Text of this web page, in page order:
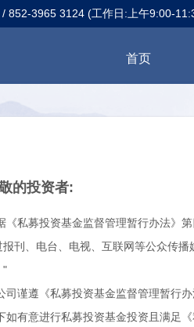
的投资者:
《私募投资基金监督管理暂行办法》
报刊、电台、电视、互联网等公众传
"
司谨遵《私募投资基金监督管理暂行
如有意进行私募投资基金投资且满足
852-3965 3124 (工作日:上午9:00-
首页
投资理念 研究团队